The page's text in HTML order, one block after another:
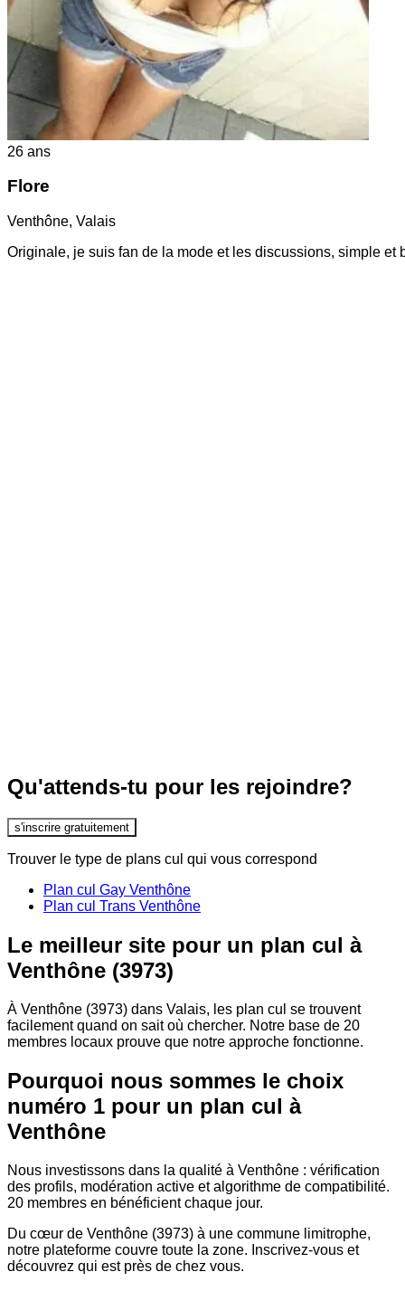
26 ans
Flore
Venthône, Valais
Originale, je suis fan de la mode et les discussions, simple
Qu'attends-tu pour les rejoindre?
s'inscrire gratuitement
Trouver le type de plans cul qui vous correspond
Plan cul Gay Venthône
Plan cul Trans Venthône
Le meilleur site pour un plan cul à
Venthône (3973)
À Venthône (3973) dans Valais, les plan cul se trouvent
facilement quand on sait où chercher. Notre base de 20
membres locaux prouve que notre approche fonctionne.
Pourquoi nous sommes le choix
numéro 1 pour un plan cul à
Venthône
Nous investissons dans la qualité à Venthône : vérification
des profils, modération active et algorithme de compatibilité.
20 membres en bénéficient chaque jour.
Du cœur de Venthône (3973) à une commune limitrophe,
notre plateforme couvre toute la zone. Inscrivez-vous et
découvrez qui est près de chez vous.